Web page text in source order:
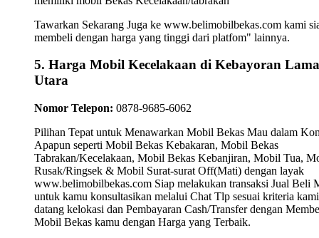
Tawarkan Sekarang Juga ke www.belimobilbekas.com kami
membeli dengan harga yang tinggi dari platfom" lainnya.
5. Harga Mobil Kecelakaan di Kebayoran Lama
Utara
Nomor Telepon: 0878-9685-6062
Pilihan Tepat untuk Menawarkan Mobil Bekas Mau dalam
Apapun seperti Mobil Bekas Kebakaran, Mobil Bekas
Tabrakan/Kecelakaan, Mobil Bekas Kebanjiran, Mobil Tua,
Rusak/Ringsek & Mobil Surat-surat Off(Mati) dengan layak
www.belimobilbekas.com Siap melakukan transaksi Jual Beli
untuk kamu konsultasikan melalui Chat Tlp sesuai kriteria
datang kelokasi dan Pembayaran Cash/Transfer dengan
Mobil Bekas kamu dengan Harga yang Terbaik.